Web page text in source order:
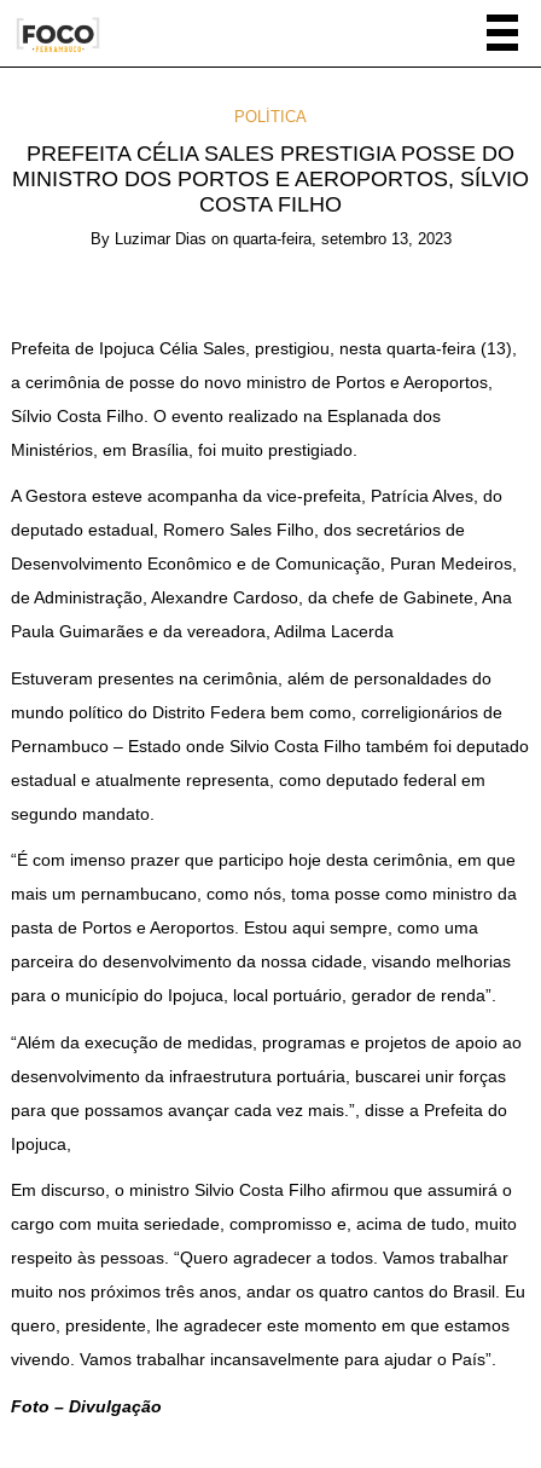
POLÍTICA
PREFEITA CÉLIA SALES PRESTIGIA POSSE DO
MINISTRO DOS PORTOS E AEROPORTOS, SÍLVIO
COSTA FILHO
By Luzimar Dias on quarta-feira, setembro 13, 2023
Prefeita de Ipojuca Célia Sales, prestigiou, nesta quarta-feira (13),
a cerimônia de posse do novo ministro de Portos e Aeroportos,
Sílvio Costa Filho. O evento realizado na Esplanada dos
Ministérios, em Brasília, foi muito prestigiado.
A Gestora esteve acompanha da vice-prefeita, Patrícia Alves, do
deputado estadual, Romero Sales Filho, dos secretários de
Desenvolvimento Econômico e de Comunicação, Puran Medeiros,
de Administração, Alexandre Cardoso, da chefe de Gabinete, Ana
Paula Guimarães e da vereadora, Adilma Lacerda
Estuveram presentes na cerimônia, além de personaldades do
mundo político do Distrito Federa bem como, correligionários de
Pernambuco – Estado onde Silvio Costa Filho também foi deputado
estadual e atualmente representa, como deputado federal em
segundo mandato.
“É com imenso prazer que participo hoje desta cerimônia, em que
mais um pernambucano, como nós, toma posse como ministro da
pasta de Portos e Aeroportos. Estou aqui sempre, como uma
parceira do desenvolvimento da nossa cidade, visando melhorias
para o município do Ipojuca, local portuário, gerador de renda”.
“Além da execução de medidas, programas e projetos de apoio ao
desenvolvimento da infraestrutura portuária, buscarei unir forças
para que possamos avançar cada vez mais.”, disse a Prefeita do
Ipojuca,
Em discurso, o ministro Silvio Costa Filho afirmou que assumirá o
cargo com muita seriedade, compromisso e, acima de tudo, muito
respeito às pessoas. “Quero agradecer a todos. Vamos trabalhar
muito nos próximos três anos, andar os quatro cantos do Brasil. Eu
quero, presidente, lhe agradecer este momento em que estamos
vivendo. Vamos trabalhar incansavelmente para ajudar o País”.
Foto – Divulgação